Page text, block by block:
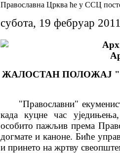
Православна Црква ће у ССЦ
субота, 19 фебруар
ЖАЛОСТАН ПОЛОЖАЈ
"Православни"
када куцне час
особито пажљив према
догмате и каноне. Биће
и принето на жртву